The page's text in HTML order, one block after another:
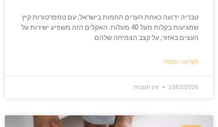
טבריה ידועה כאחת הערים החמות בישראל, עם טמפרטורות קיץ
שמגיעות בקלות מעל 40 מעלות. האקלים הזה משפיע ישירות על
העצים באזור, על קצב הצמיחה שלהם
לקריאה נוספת
10/02/2026 אין תגובות